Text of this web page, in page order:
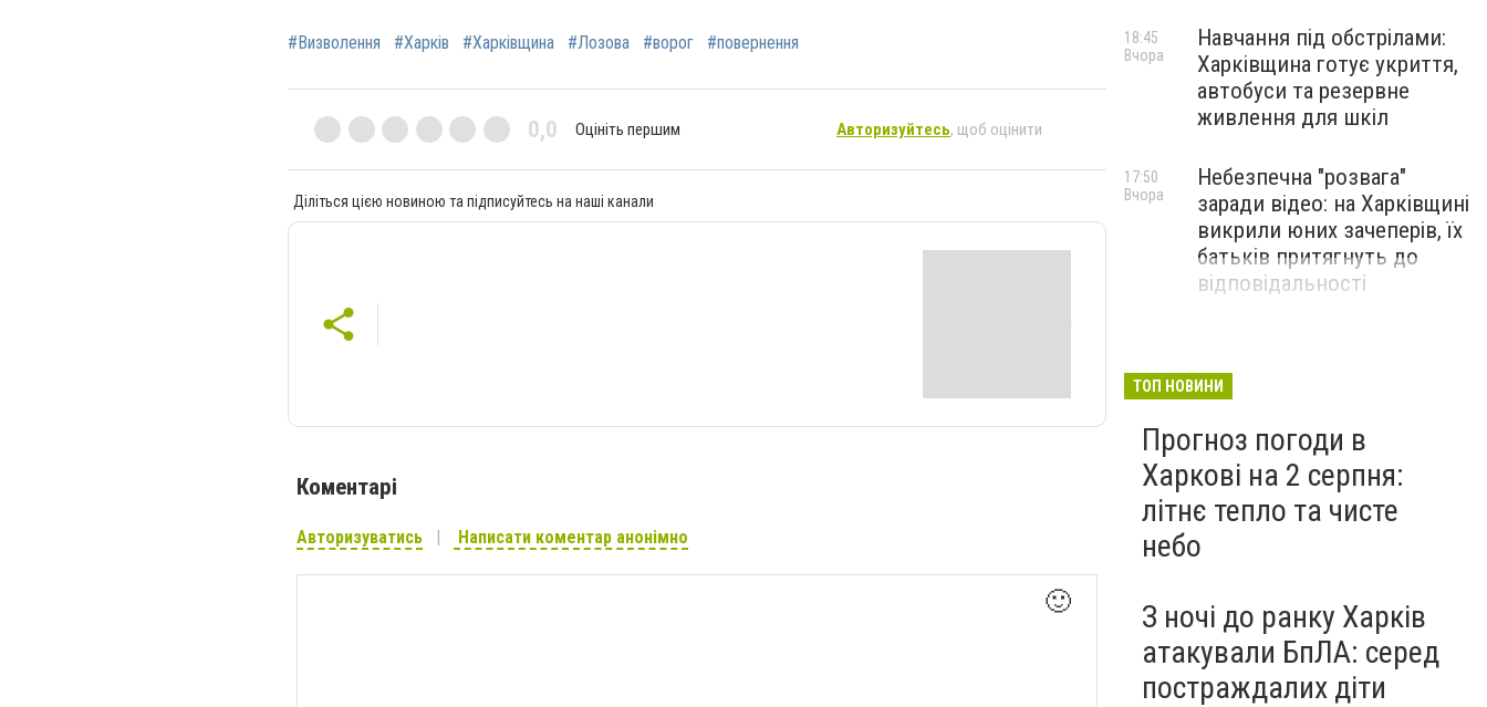
#Визволення #Харків #Харківщина #Лозова #ворог #повернення
0,0 Оцініть першим Авторизуйтесь, щоб оцінити
Діліться цією новиною та підписуйтесь на наші канали
Коментарі
Авторизуватись Написати коментар анонімно
🙂
Навчання під обстрілами:
Харківщина готує укриття,
автобуси та резервне
живлення для шкіл
18:45
Вчора
Небезпечна "розвага"
заради відео: на Харківщині
викрили юних зачеперів, їх
батьків притягнуть до
відповідальності
17:50
Вчора
ТОП НОВИНИ
Прогноз погоди в
Харкові на 2 серпня:
літнє тепло та чисте
небо
З ночі до ранку Харків
атакували БпЛА: серед
постраждалих діти